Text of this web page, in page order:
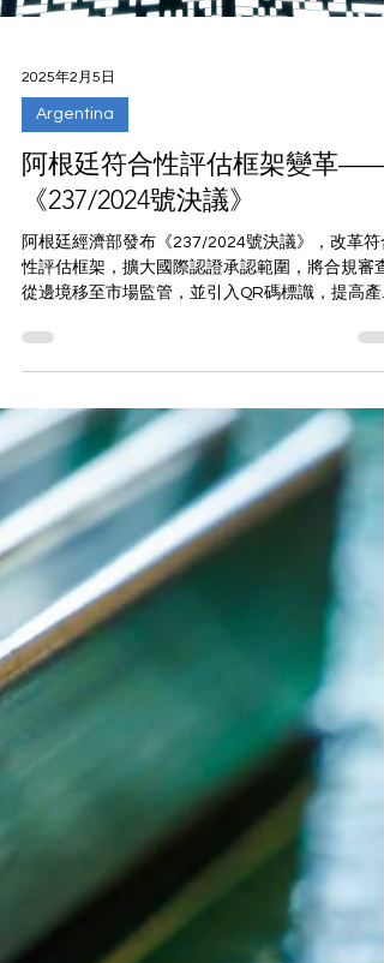
2025年2月5日
Argentina
阿根廷符合性評估框架變革——
《237/2024號決議》
性評估框架，擴大國際認證承認範圍，將合規審查
全。